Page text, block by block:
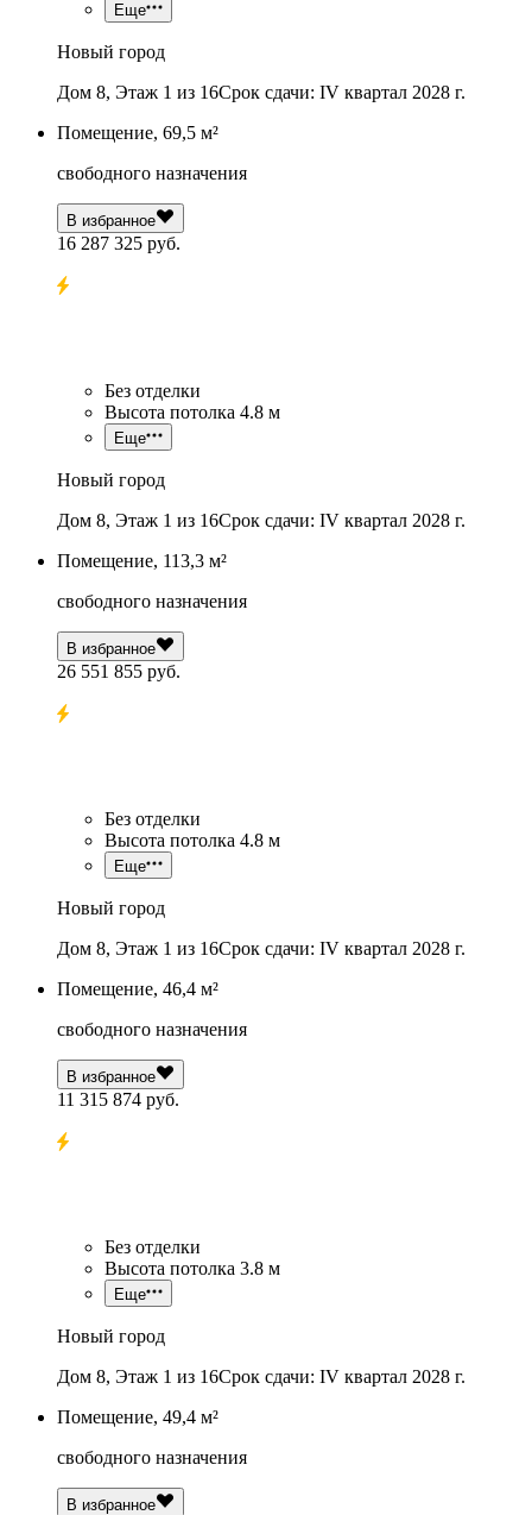
Еще
Новый город
Дом 8, Этаж 1 из 16Срок сдачи: IV квартал 2028 г.
Помещение, 69,5 м²
свободного назначения
В избранное
16 287 325 руб.
Без отделки
Высота потолка 4.8 м
Еще
Новый город
Дом 8, Этаж 1 из 16Срок сдачи: IV квартал 2028 г.
Помещение, 113,3 м²
свободного назначения
В избранное
26 551 855 руб.
Без отделки
Высота потолка 4.8 м
Еще
Новый город
Дом 8, Этаж 1 из 16Срок сдачи: IV квартал 2028 г.
Помещение, 46,4 м²
свободного назначения
В избранное
11 315 874 руб.
Без отделки
Высота потолка 3.8 м
Еще
Новый город
Дом 8, Этаж 1 из 16Срок сдачи: IV квартал 2028 г.
Помещение, 49,4 м²
свободного назначения
В избранное